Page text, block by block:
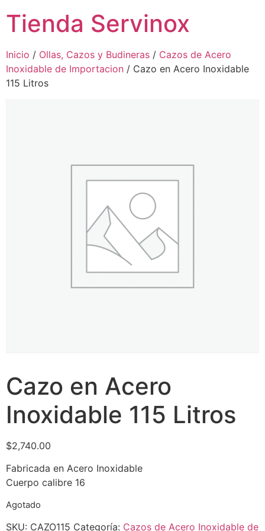
Tienda Servinox
Inicio / Ollas, Cazos y Budineras / Cazos de Acero
Inoxidable de Importacion / Cazo en Acero Inoxidable
115 Litros
Cazo en Acero
Inoxidable 115 Litros
$2,740.00
Fabricada en Acero Inoxidable
Cuerpo calibre 16
Agotado
SKU: CAZO115 Categoría: Cazos de Acero Inoxidable de